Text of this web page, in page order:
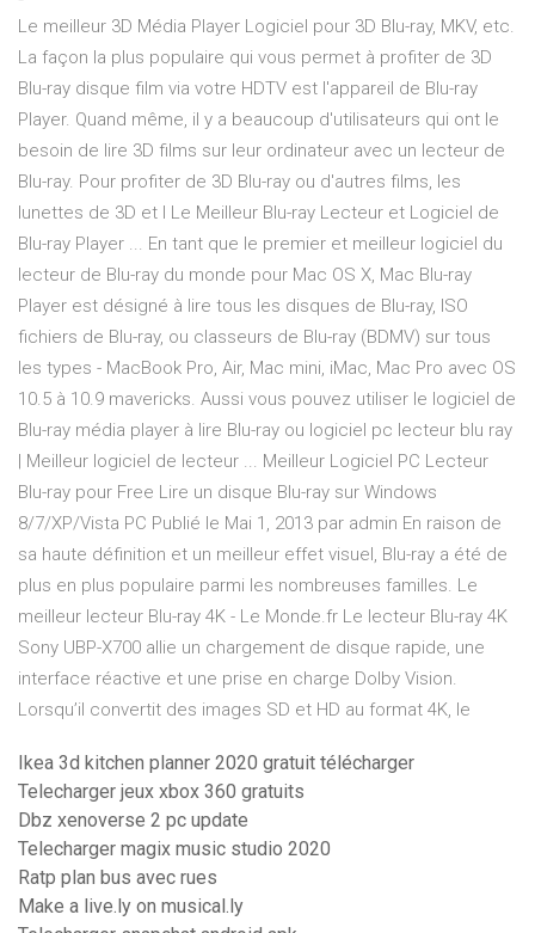
Le meilleur 3D Média Player Logiciel pour 3D Blu-ray, MKV, etc.
La façon la plus populaire qui vous permet à profiter de 3D
Blu-ray disque film via votre HDTV est l'appareil de Blu-ray
Player. Quand même, il y a beaucoup d'utilisateurs qui ont le
besoin de lire 3D films sur leur ordinateur avec un lecteur de
Blu-ray. Pour profiter de 3D Blu-ray ou d'autres films, les
lunettes de 3D et l Le Meilleur Blu-ray Lecteur et Logiciel de
Blu-ray Player ... En tant que le premier et meilleur logiciel du
lecteur de Blu-ray du monde pour Mac OS X, Mac Blu-ray
Player est désigné à lire tous les disques de Blu-ray, ISO
fichiers de Blu-ray, ou classeurs de Blu-ray (BDMV) sur tous
les types - MacBook Pro, Air, Mac mini, iMac, Mac Pro avec OS
10.5 à 10.9 mavericks. Aussi vous pouvez utiliser le logiciel de
Blu-ray média player à lire Blu-ray ou logiciel pc lecteur blu ray
| Meilleur logiciel de lecteur ... Meilleur Logiciel PC Lecteur
Blu-ray pour Free Lire un disque Blu-ray sur Windows
8/7/XP/Vista PC Publié le Mai 1, 2013 par admin En raison de
sa haute définition et un meilleur effet visuel, Blu-ray a été de
plus en plus populaire parmi les nombreuses familles. Le
meilleur lecteur Blu-ray 4K - Le Monde.fr Le lecteur Blu-ray 4K
Sony UBP-X700 allie un chargement de disque rapide, une
interface réactive et une prise en charge Dolby Vision.
Lorsqu’il convertit des images SD et HD au format 4K, le
Ikea 3d kitchen planner 2020 gratuit télécharger
Telecharger jeux xbox 360 gratuits
Dbz xenoverse 2 pc update
Telecharger magix music studio 2020
Ratp plan bus avec rues
Make a live.ly on musical.ly